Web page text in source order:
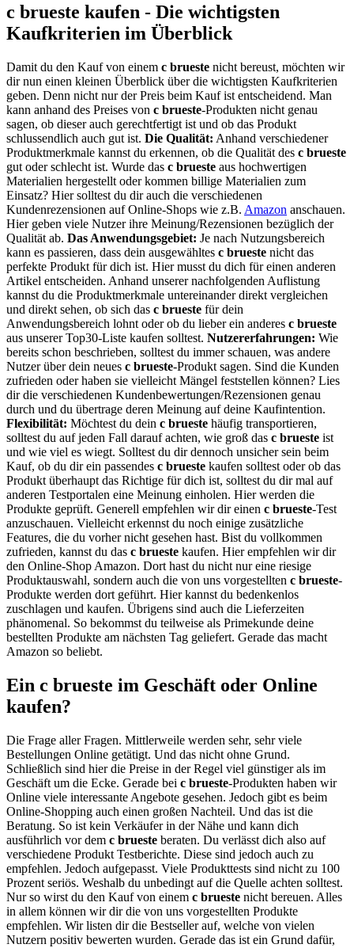
c brueste kaufen - Die wichtigsten
Kaufkriterien im Überblick
Damit du den Kauf von einem c brueste nicht bereust, möchten wir
dir nun einen kleinen Überblick über die wichtigsten Kaufkriterien
geben. Denn nicht nur der Preis beim Kauf ist entscheidend. Man
kann anhand des Preises von c brueste-Produkten nicht genau
sagen, ob dieser auch gerechtfertigt ist und ob das Produkt
schlussendlich auch gut ist. Die Qualität: Anhand verschiedener
Produktmerkmale kannst du erkennen, ob die Qualität des c brueste
gut oder schlecht ist. Wurde das c brueste aus hochwertigen
Materialien hergestellt oder kommen billige Materialien zum
Einsatz? Hier solltest du dir auch die verschiedenen
Kundenrezensionen auf Online-Shops wie z.B. Amazon anschauen.
Hier geben viele Nutzer ihre Meinung/Rezensionen bezüglich der
Qualität ab. Das Anwendungsgebiet: Je nach Nutzungsbereich
kann es passieren, dass dein ausgewähltes c brueste nicht das
perfekte Produkt für dich ist. Hier musst du dich für einen anderen
Artikel entscheiden. Anhand unserer nachfolgenden Auflistung
kannst du die Produktmerkmale untereinander direkt vergleichen
und direkt sehen, ob sich das c brueste für dein
Anwendungsbereich lohnt oder ob du lieber ein anderes c brueste
aus unserer Top30-Liste kaufen solltest. Nutzererfahrungen: Wie
bereits schon beschrieben, solltest du immer schauen, was andere
Nutzer über dein neues c brueste-Produkt sagen. Sind die Kunden
zufrieden oder haben sie vielleicht Mängel feststellen können? Lies
dir die verschiedenen Kundenbewertungen/Rezensionen genau
durch und du übertrage deren Meinung auf deine Kaufintention.
Flexibilität: Möchtest du dein c brueste häufig transportieren,
solltest du auf jeden Fall darauf achten, wie groß das c brueste ist
und wie viel es wiegt. Solltest du dir dennoch unsicher sein beim
Kauf, ob du dir ein passendes c brueste kaufen solltest oder ob das
Produkt überhaupt das Richtige für dich ist, solltest du dir mal auf
anderen Testportalen eine Meinung einholen. Hier werden die
Produkte geprüft. Generell empfehlen wir dir einen c brueste-Test
anzuschauen. Vielleicht erkennst du noch einige zusätzliche
Features, die du vorher nicht gesehen hast. Bist du vollkommen
zufrieden, kannst du das c brueste kaufen. Hier empfehlen wir dir
den Online-Shop Amazon. Dort hast du nicht nur eine riesige
Produktauswahl, sondern auch die von uns vorgestellten c brueste-
Produkte werden dort geführt. Hier kannst du bedenkenlos
zuschlagen und kaufen. Übrigens sind auch die Lieferzeiten
phänomenal. So bekommst du teilweise als Primekunde deine
bestellten Produkte am nächsten Tag geliefert. Gerade das macht
Amazon so beliebt.
Ein c brueste im Geschäft oder Online
kaufen?
Die Frage aller Fragen. Mittlerweile werden sehr, sehr viele
Bestellungen Online getätigt. Und das nicht ohne Grund.
Schließlich sind hier die Preise in der Regel viel günstiger als im
Geschäft um die Ecke. Gerade bei c brueste-Produkten haben wir
Online viele interessante Angebote gesehen. Jedoch gibt es beim
Online-Shopping auch einen großen Nachteil. Und das ist die
Beratung. So ist kein Verkäufer in der Nähe und kann dich
ausführlich vor dem c brueste beraten. Du verlässt dich also auf
verschiedene Produkt Testberichte. Diese sind jedoch auch zu
empfehlen. Jedoch aufgepasst. Viele Produkttests sind nicht zu 100
Prozent seriös. Weshalb du unbedingt auf die Quelle achten solltest.
Nur so wirst du den Kauf von einem c brueste nicht bereuen. Alles
in allem können wir dir die von uns vorgestellten Produkte
empfehlen. Wir listen dir die Bestseller auf, welche von vielen
Nutzern positiv bewerten wurden. Gerade das ist ein Grund dafür,